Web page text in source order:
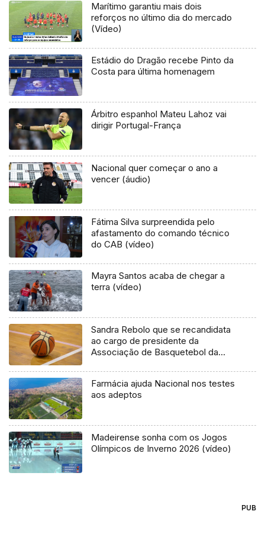
Marítimo garantiu mais dois
reforços no último dia do mercado
(Vídeo)
Estádio do Dragão recebe Pinto da
Costa para última homenagem
Árbitro espanhol Mateu Lahoz vai
dirigir Portugal-França
Nacional quer começar o ano a
vencer (áudio)
Fátima Silva surpreendida pelo
afastamento do comando técnico
do CAB (vídeo)
Mayra Santos acaba de chegar a
terra (vídeo)
Sandra Rebolo que se recandidata
ao cargo de presidente da
Associação de Basquetebol da
têm sido feitas por clubes à atual
direção.
Farmácia ajuda Nacional nos testes
aos adeptos
Madeirense sonha com os Jogos
Olímpicos de Inverno 2026 (vídeo)
PUB